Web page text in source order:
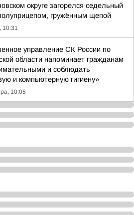
округе загорелся седельный
гружённым щепой
10:31
управление СК России по
области напоминает гражданам
и соблюдать
и компьютерную гигиену»
10:05